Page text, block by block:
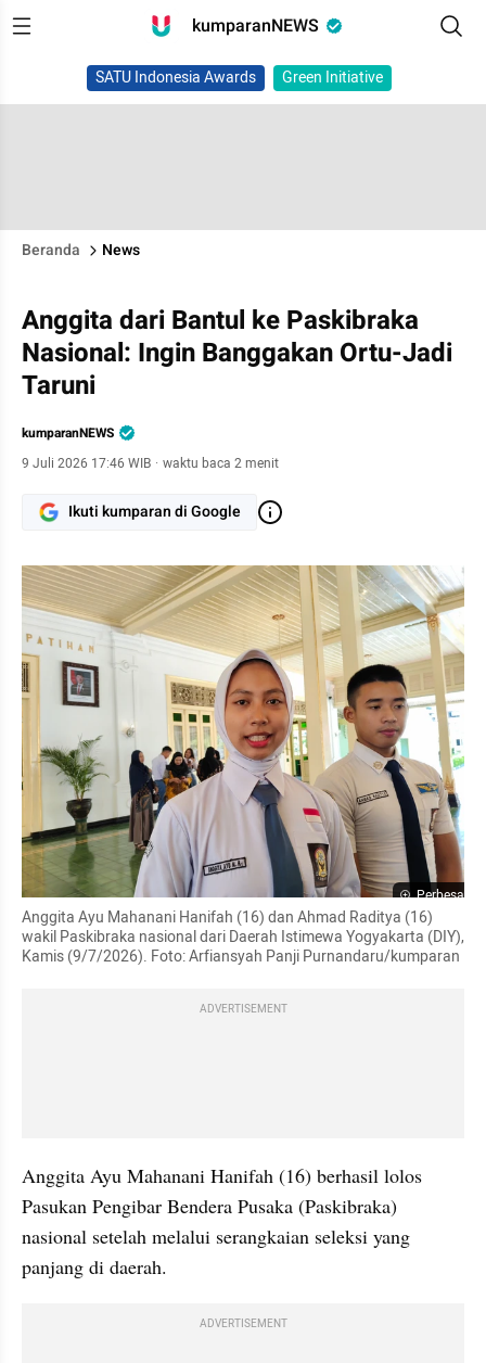
kumparanNEWS
SATU Indonesia Awards Green Initiative
Beranda News
Anggita dari Bantul ke Paskibraka
Nasional: Ingin Banggakan Ortu-Jadi
Taruni
kumparanNEWS
9 Juli 2026 17:46 WIB · waktu baca 2 menit
Ikuti kumparan di Google
Perbesar
Anggita Ayu Mahanani Hanifah (16) dan Ahmad Raditya (16)
wakil Paskibraka nasional dari Daerah Istimewa Yogyakarta (DIY),
Kamis (9/7/2026). Foto: Arfiansyah Panji Purnandaru/kumparan
ADVERTISEMENT
Anggita Ayu Mahanani Hanifah (16) berhasil lolos
Pasukan Pengibar Bendera Pusaka (Paskibraka)
nasional setelah melalui serangkaian seleksi yang
panjang di daerah.
ADVERTISEMENT